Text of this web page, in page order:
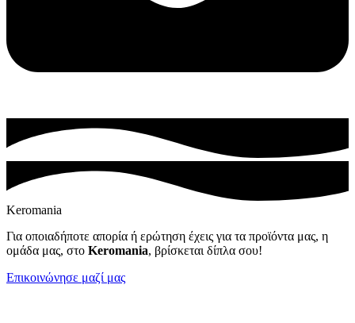
Keromania
Για οποιαδήποτε απορία ή ερώτηση έχεις για τα προϊόντα μας, η
ομάδα μας, στο Keromania, βρίσκεται δίπλα σου!
Επικοινώνησε μαζί μας